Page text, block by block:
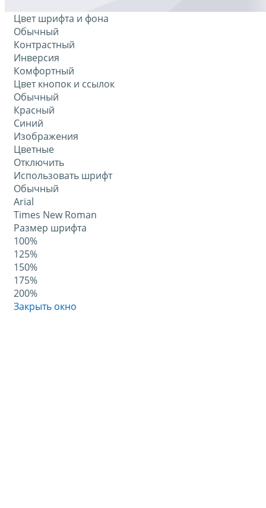
Цвет шрифта и фона
Обычный
Контрастный
Инверсия
Комфортный
Цвет кнопок и ссылок
Обычный
Красный
Синий
Изображения
Цветные
Отключить
Использовать шрифт
Обычный
Arial
Times New Roman
Размер шрифта
100%
125%
150%
175%
200%
Закрыть окно